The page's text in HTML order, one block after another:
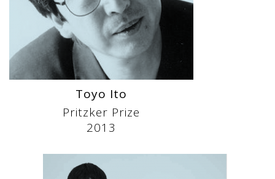
Toyo Ito
Pritzker Prize
2013